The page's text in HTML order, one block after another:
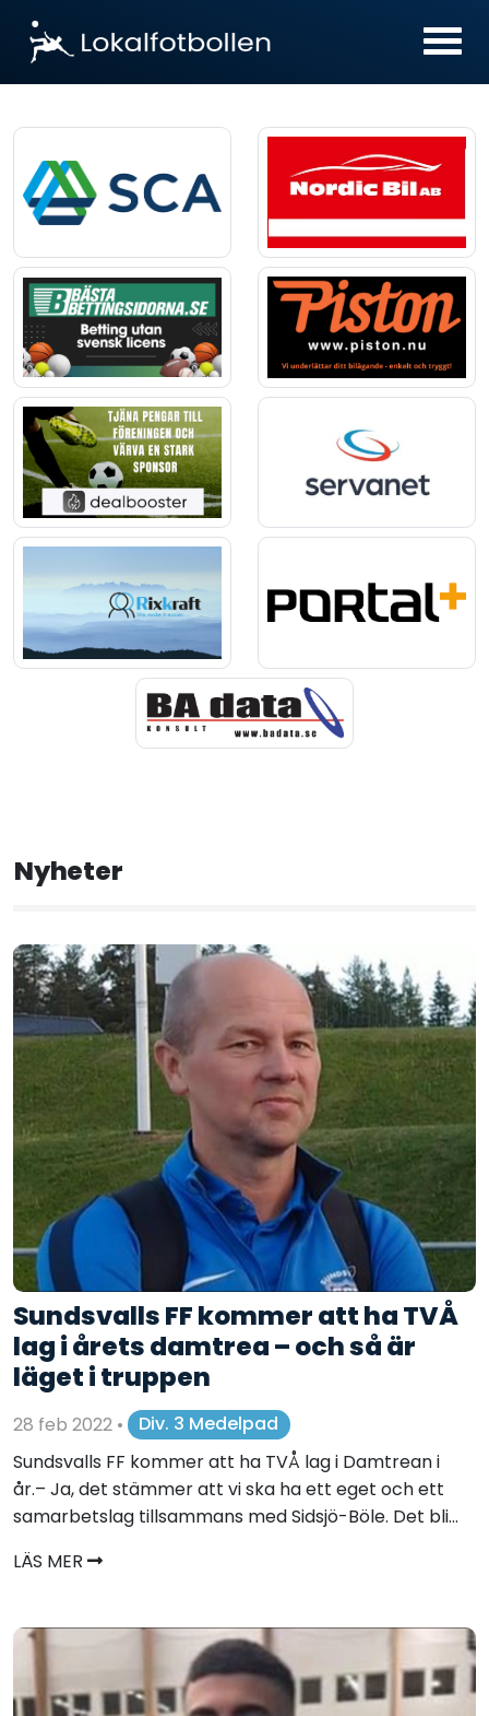
Nyheter
Sundsvalls FF kommer att ha TVÅ
lag i årets damtrea – och så är
läget i truppen
28 feb 2022 •
Div. 3 Medelpad
Sundsvalls FF kommer att ha TVÅ lag i Damtrean i
år.– Ja, det stämmer att vi ska ha ett eget och ett
samarbetslag tillsammans med Sidsjö-Böle. Det bli...
LÄS MER